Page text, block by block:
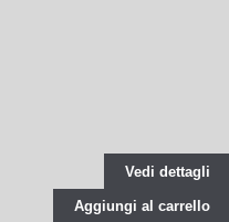
Vedi dettagli
Aggiungi al carrello